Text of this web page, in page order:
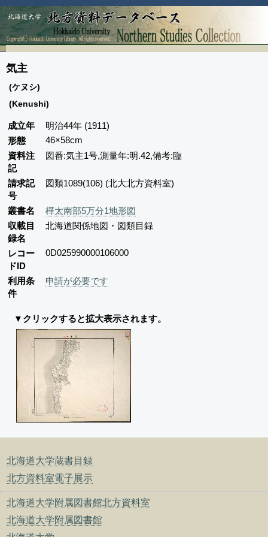
北海道大学蔵書目録
北方資料室電子展示
北海道大学附属図書館北方資料室
北海道大学附属図書館
気主
(ケヌシ)
(Kenushi)
成立年
明治44年 (1911)
形態
46×58cm
資料注
記
図番:気主1号,測量年:明.42,備考:臨
請求記
号
図類1089(106) (北大北方資料室)
叢書名
樺太南部5万分1地形図
収載目
録名
北海道関係地図・図類目録
レコー
ドID
0D025990000106000
利用条
件
申請が必要です
▼クリックすると拡大表示されます。